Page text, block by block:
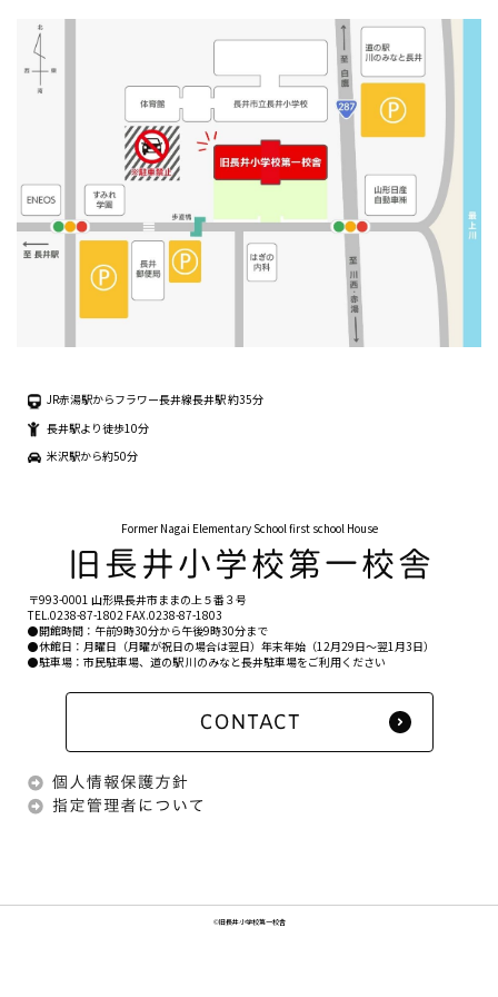
JR赤湯駅からフラワー長井線長井駅 約35分
長井駅より徒歩10分
米沢駅から約50分
Former Nagai Elementary School first school House
〒993-0001 山形県長井市ままの上５番３号
TEL.0238-87-1802 FAX.0238-87-1803
●開館時間：午前9時30分から午後9時30分まで
●休館日：月曜日（月曜が祝日の場合は翌日）年末年始（12月29日〜翌1月3日）
●駐車場：市民駐車場、道の駅 川のみなと長井駐車場をご利用ください
©旧長井小学校第一校舎